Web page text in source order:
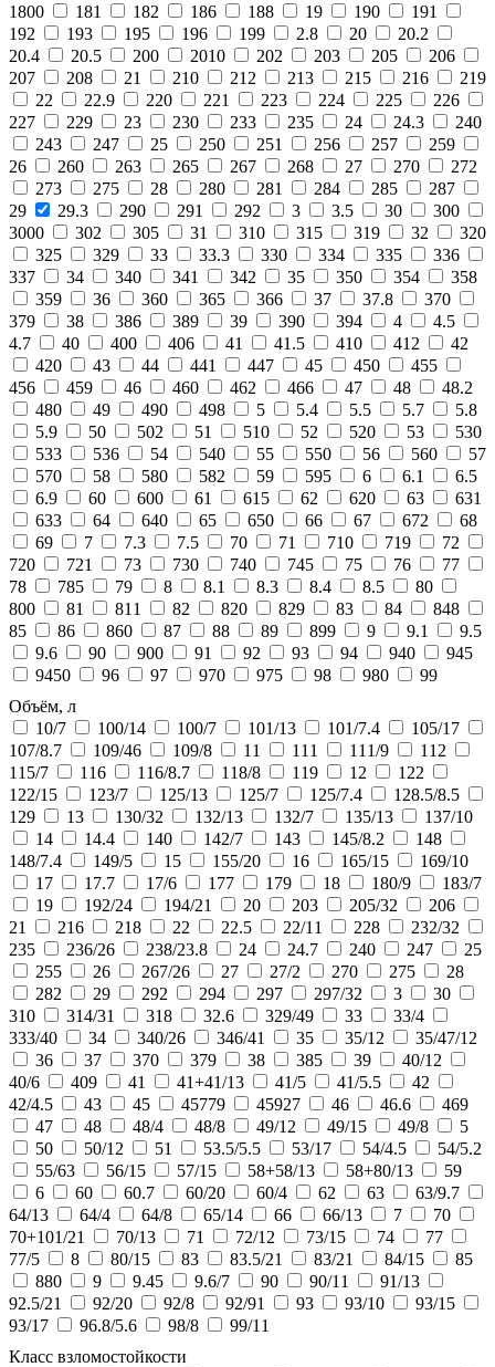
1800
181 182 186 188 19 190
191
192
193 195 196 199 2.8 20
20.2
20.4
20.5 200 2010 202 203 205
206
207
208 21 210 212 213 215 216
219
22
22.9 220 221 223 224 225
226
227
229 23 230 233 235 24 24.3
240
243
247 25 250 251 256 257
259
26
260 263 265 267 268 27 270
272
273
275 28 280 281 284 285
287
29
29.3 290 291 292 3 3.5 30
300
3000
302 305 31 310 315 319 32
320
325
329 33 33.3 330 334 335
336
337
34 340 341 342 35 350 354
358
359
36 360 365 366 37 37.8
370
379
38 386 389 39 390 394 4
4.5
4.7
40 400 406 41 41.5 410 412
42
420
43 44 441 447 45 450
455
456
459 46 460 462 466 47 48
48.2
480
49 490 498 5 5.4 5.5 5.7
5.8
5.9
50 502 51 510 52 520 53
530
533
536 54 540 55 550 56 560
57
570
58 580 582 59 595 6 6.1
6.5
6.9
60 600 61 615 62 620 63
631
633
64 640 65 650 66 67 672
68
69
7 7.3 7.5 70 71 710 719
72
720
721 73 730 740 745 75 76
77
78
785 79 8 8.1 8.3 8.4 8.5
80
800
81 811 82 820 829 83 84
848
85
86 860 87 88 89 899 9 9.1
9.5
9.6
90 900 91 92 93 94 940
945
9450
96 97 970 975 98 980
99
Объём, л
10/7
100/14 100/7 101/13 101/7.4
105/17
107/8.7
109/46 109/8 11 111 111/9
112
115/7
116 116/8.7 118/8 119 12
122
122/15
123/7 125/13 125/7 125/7.4
128.5/8.5
129
13 130/32 132/13 132/7 135/13
137/10
14
14.4 140 142/7 143 145/8.2
148
148/7.4
149/5 15 155/20 16 165/15
169/10
17
17.7 17/6 177 179 18 180/9
183/7
19
192/24 194/21 20 203 205/32
206
21
216 218 22 22.5 22/11 228
232/32
235
236/26 238/23.8 24 24.7 240 247
25
255
26 267/26 27 27/2 270 275
28
282
29 292 294 297 297/32 3
30
310
314/31 318 32.6 329/49 33
33/4
333/40
34 340/26 346/41 35 35/12
35/47/12
36
37 370 379 38 385 39
40/12
40/6
409 41 41+41/13 41/5 41/5.5
42
42/4.5
43 45 45779 45927 46 46.6
469
47
48 48/4 48/8 49/12 49/15 49/8
5
50
50/12 51 53.5/5.5 53/17 54/4.5
54/5.2
55/63
56/15 57/15 58+58/13 58+80/13
59
6
60 60.7 60/20 60/4 62 63
63/9.7
64/13
64/4 64/8 65/14 66 66/13 7
70
70+101/21
70/13 71 72/12 73/15 74
77
77/5
8 80/15 83 83.5/21 83/21 84/15
85
880
9 9.45 9.6/7 90 90/11
91/13
92.5/21
92/20 92/8 92/91 93 93/10
93/15
93/17
96.8/5.6 98/8
99/11
Класс взломостойкости